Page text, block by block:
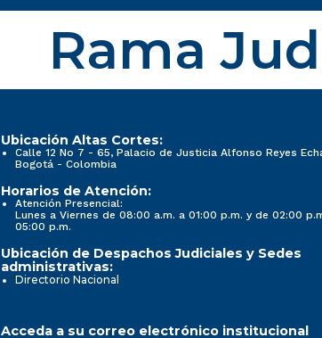
Rama
Ubicación Altas Cortes:
Calle 12 No 7 - 65, Palacio de Justicia Alfonso Reyes
Bogotá - Colombia
Horarios de Atención:
Atención Presencial:
Lunes a Viernes de 08:00 a.m. a 01:00 p.m. y de 02:00
05:00 p.m.
Ubicación de Despachos Judiciales y Sedes
administrativas:
Directorio Nacional
Acceda a su correo electrónico institucional